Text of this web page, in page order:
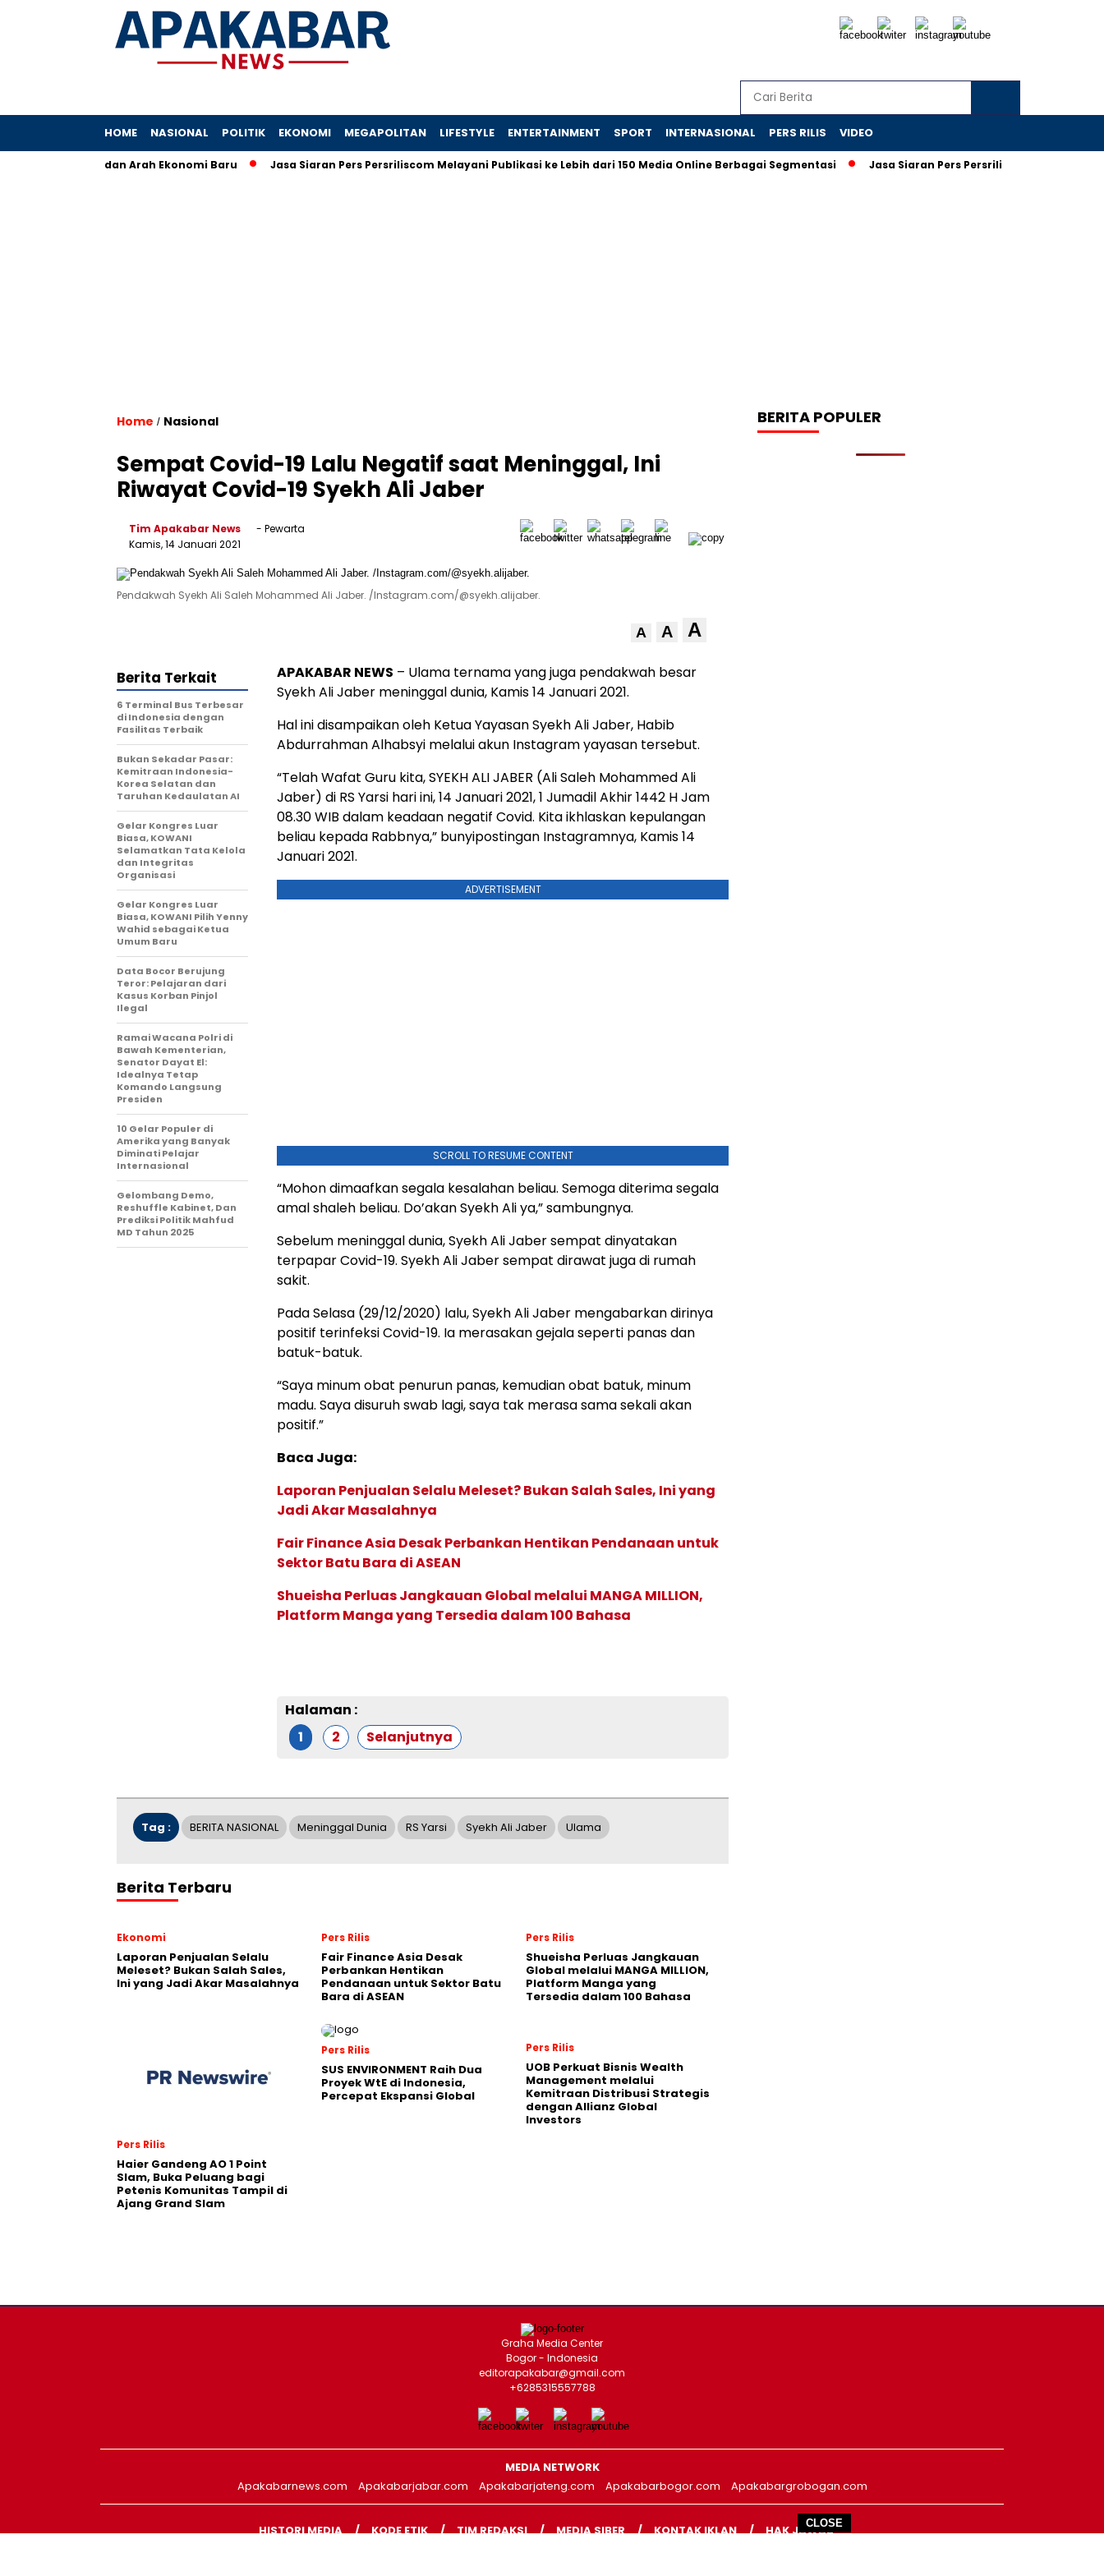
CLOSE
HOME NASIONAL POLITIK EKONOMI MEGAPOLITAN LIFESTYLE ENTERTAINMENT SPORT INTERNASIONAL PERS RILIS VIDEO
Angka, dan Arah Ekonomi Baru Jasa Siaran Pers Persriliscom Melayani Publikasi ke Lebih dari 150 Media Online Berbagai Segmentasi Jasa Siaran Pers Persriliscom Melayani
Home / Nasional
Sempat Covid-19 Lalu Negatif saat Meninggal, Ini
Riwayat Covid-19 Syekh Ali Jaber
Tim Apakabar News
- Pewarta
Kamis, 14 Januari 2021
Pendakwah Syekh Ali Saleh Mohammed Ali Jaber. /Instagram.com/@syekh.alijaber.
A A A
APAKABAR NEWS – Ulama ternama yang juga pendakwah besar
Syekh Ali Jaber meninggal dunia, Kamis 14 Januari 2021.
Hal ini disampaikan oleh Ketua Yayasan Syekh Ali Jaber, Habib
Abdurrahman Alhabsyi melalui akun Instagram yayasan tersebut.
“Telah Wafat Guru kita, SYEKH ALI JABER (Ali Saleh Mohammed Ali
Jaber) di RS Yarsi hari ini, 14 Januari 2021, 1 Jumadil Akhir 1442 H Jam
08.30 WIB dalam keadaan negatif Covid. Kita ikhlaskan kepulangan
beliau kepada Rabbnya,” bunyipostingan Instagramnya, Kamis 14
Januari 2021.
ADVERTISEMENT
SCROLL TO RESUME CONTENT
“Mohon dimaafkan segala kesalahan beliau. Semoga diterima segala
amal shaleh beliau. Do’akan Syekh Ali ya,” sambungnya.
Sebelum meninggal dunia, Syekh Ali Jaber sempat dinyatakan
terpapar Covid-19. Syekh Ali Jaber sempat dirawat juga di rumah
sakit.
Pada Selasa (29/12/2020) lalu, Syekh Ali Jaber mengabarkan dirinya
positif terinfeksi Covid-19. Ia merasakan gejala seperti panas dan
batuk-batuk.
“Saya minum obat penurun panas, kemudian obat batuk, minum
madu. Saya disuruh swab lagi, saya tak merasa sama sekali akan
positif.”
Baca Juga:
Laporan Penjualan Selalu Meleset? Bukan Salah Sales, Ini yang
Jadi Akar Masalahnya
Fair Finance Asia Desak Perbankan Hentikan Pendanaan untuk
Sektor Batu Bara di ASEAN
Shueisha Perluas Jangkauan Global melalui MANGA MILLION,
Platform Manga yang Tersedia dalam 100 Bahasa
Halaman :
1
2 Selanjutnya
Berita Terkait
6 Terminal Bus Terbesar
di Indonesia dengan
Fasilitas Terbaik
Bukan Sekadar Pasar:
Kemitraan Indonesia-
Korea Selatan dan
Taruhan Kedaulatan AI
Gelar Kongres Luar
Biasa, KOWANI
Selamatkan Tata Kelola
dan Integritas
Organisasi
Gelar Kongres Luar
Biasa, KOWANI Pilih Yenny
Wahid sebagai Ketua
Umum Baru
Data Bocor Berujung
Teror: Pelajaran dari
Kasus Korban Pinjol
Ilegal
Ramai Wacana Polri di
Bawah Kementerian,
Senator Dayat El:
Idealnya Tetap
Komando Langsung
Presiden
10 Gelar Populer di
Amerika yang Banyak
Diminati Pelajar
Internasional
Gelombang Demo,
Reshuffle Kabinet, Dan
Prediksi Politik Mahfud
MD Tahun 2025
Tag : BERITA NASIONAL Meninggal Dunia RS Yarsi Syekh Ali Jaber Ulama
Berita Terbaru
Ekonomi
Laporan Penjualan Selalu
Meleset? Bukan Salah Sales,
Ini yang Jadi Akar Masalahnya
Pers Rilis
Fair Finance Asia Desak
Perbankan Hentikan
Pendanaan untuk Sektor Batu
Bara di ASEAN
Pers Rilis
Shueisha Perluas Jangkauan
Global melalui MANGA MILLION,
Platform Manga yang
Tersedia dalam 100 Bahasa
Pers Rilis
Haier Gandeng AO 1 Point
Slam, Buka Peluang bagi
Petenis Komunitas Tampil di
Ajang Grand Slam
Pers Rilis
SUS ENVIRONMENT Raih Dua
Proyek WtE di Indonesia,
Percepat Ekspansi Global
Pers Rilis
UOB Perkuat Bisnis Wealth
Management melalui
Kemitraan Distribusi Strategis
dengan Allianz Global
Investors
BERITA POPULER
Graha Media Center
Bogor - Indonesia
editorapakabar@gmail.com
+6285315557788
MEDIA NETWORK
Apakabarnews.com
Apakabarjabar.com Apakabarjateng.com Apakabarbogor.com Apakabargrobogan.com
HISTORI MEDIA KODE ETIK TIM REDAKSI MEDIA SIBER KONTAK IKLAN HAK JAWAB